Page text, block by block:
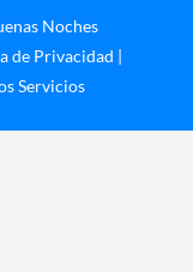
Noches
de Privacidad |
Servicios